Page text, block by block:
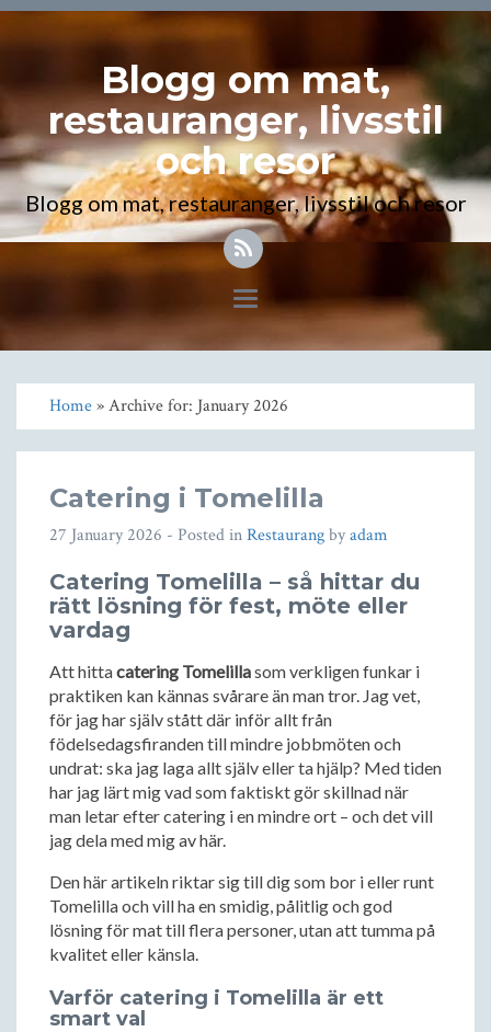
Blogg om mat,
restauranger, livsstil
och resor
Blogg om mat, restauranger, livsstil och resor
Toggle
navigation
Home» Archive for: January 2026
Catering i Tomelilla
27 January 2026 - Posted inRestaurangbyadam
Catering Tomelilla – så hittar du
rätt lösning för fest, möte eller
vardag
Att hittacatering Tomelillasom verkligen funkar i
praktiken kan kännas svårare än man tror. Jag vet,
för jag har själv stått där inför allt från
födelsedagsfiranden till mindre jobbmöten och
undrat: ska jag laga allt själv eller ta hjälp? Med tiden
har jag lärt mig vad som faktiskt gör skillnad när
man letar efter catering i en mindre ort – och det vill
jag dela med mig av här.
Den här artikeln riktar sig till dig som bor i eller runt
Tomelilla och vill ha en smidig, pålitlig och god
lösning för mat till flera personer, utan att tumma på
kvalitet eller känsla.
Varför catering i Tomelilla är ett
smart val